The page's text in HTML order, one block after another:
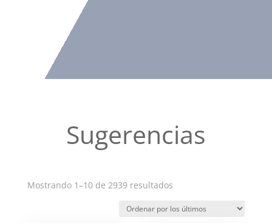
Sugerencias
Mostrando 1–10 de 2939 resultadosOrdenado
los